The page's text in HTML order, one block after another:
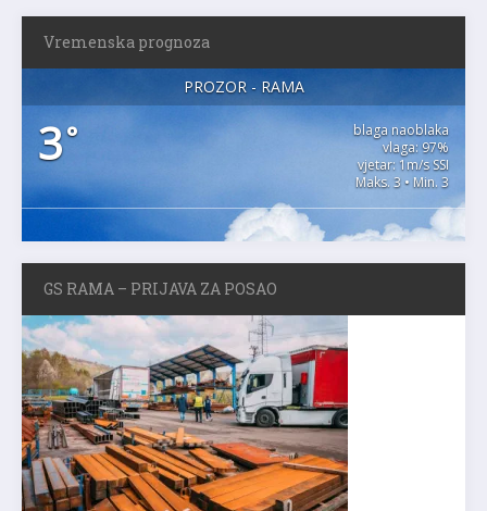
Vremenska prognoza
PROZOR - RAMA
3°
blaga naoblaka
vlaga: 97%
vjetar: 1m/s SSI
Maks. 3 • Min. 3
GS RAMA – PRIJAVA ZA POSAO